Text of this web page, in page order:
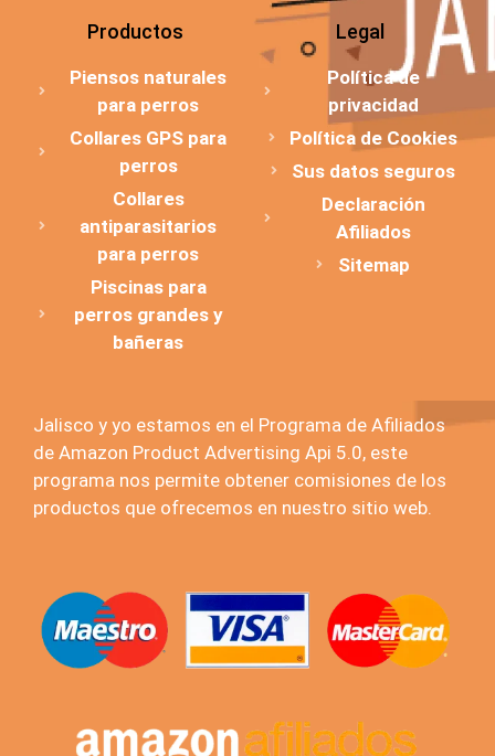
Productos
Piensos naturales
para perros
Collares GPS para
perros
Collares
antiparasitarios
para perros
Piscinas para
perros grandes y
bañeras
Legal
Política de
privacidad
Política de Cookies
Sus datos seguros
Declaración
Afiliados
Sitemap
Jalisco y yo estamos en el Programa de Afiliados
de Amazon Product Advertising Api 5.0, este
programa nos permite obtener comisiones de los
productos que ofrecemos en nuestro sitio web.